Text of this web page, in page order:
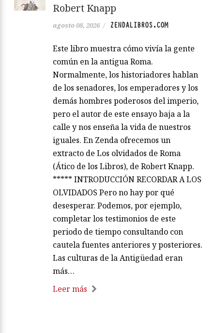
Robert Knapp
agosto 08, 2026 / ZENDALIBROS.COM
Este libro muestra cómo vivía la gente
común en la antigua Roma.
Normalmente, los historiadores hablan
de los senadores, los emperadores y los
demás hombres poderosos del imperio,
pero el autor de este ensayo baja a la
calle y nos enseña la vida de nuestros
iguales. En Zenda ofrecemos un
extracto de Los olvidados de Roma
(Ático de los Libros), de Robert Knapp.
***** INTRODUCCIÓN RECORDAR A LOS
OLVIDADOS Pero no hay por qué
desesperar. Podemos, por ejemplo,
completar los testimonios de este
periodo de tiempo consultando con
cautela fuentes anteriores y posteriores.
Las culturas de la Antigüedad eran
más…
Leer más